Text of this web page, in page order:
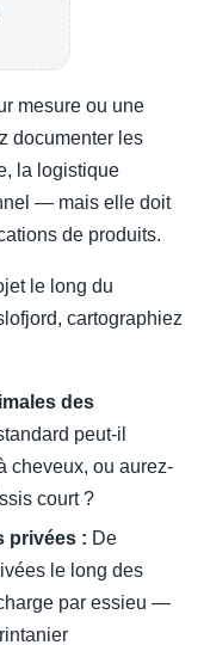
mesure ou une
documenter les
la logistique
— mais elle doit
de produits.
le long du
cartographiez
des
peut-il
cheveux, ou aurez-
court ?
privées : De
le long des
par essieu —